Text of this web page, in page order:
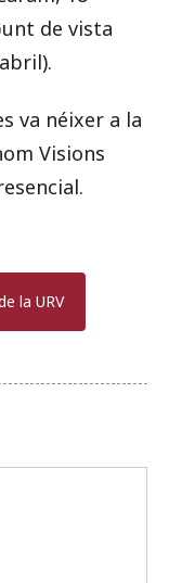
de vista
va néixer a la
Visions
la URV